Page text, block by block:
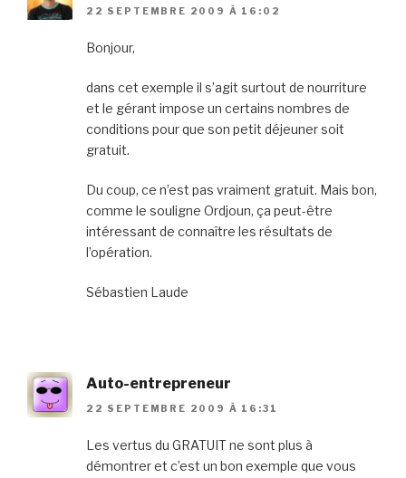
22 SEPTEMBRE 2009 À 16:02
Bonjour,
dans cet exemple il s’agit surtout de nourriture
et le gérant impose un certains nombres de
conditions pour que son petit déjeuner soit
gratuit.
Du coup, ce n’est pas vraiment gratuit. Mais bon,
comme le souligne Ordjoun, ça peut-être
intéressant de connaître les résultats de
l’opération.
Sébastien Laude
Auto-entrepreneur
22 SEPTEMBRE 2009 À 16:31
Les vertus du GRATUIT ne sont plus à
démontrer et c’est un bon exemple que vous